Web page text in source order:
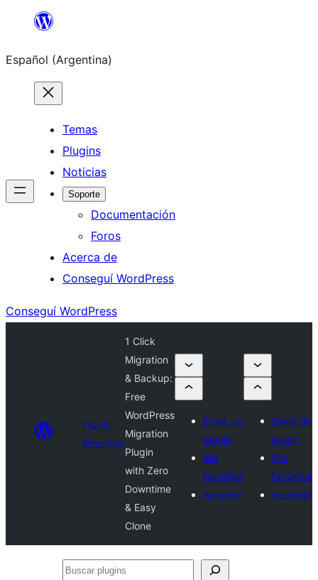
Saltar
contenido
Español (Argentina)
Temas
Plugins
Noticias
Soporte
Documentación
Foros
Acerca de
Conseguí WordPress
Conseguí WordPress
Plugin
Directory
1 Click
Migration
& Backup:
Free
WordPress
Migration
Plugin
with Zero
Downtime
& Easy
Clone
Enviá un
plugin
Mis
favoritos
Acceder
Enviá un
plugin
Mis
favoritos
Acceder
Buscar